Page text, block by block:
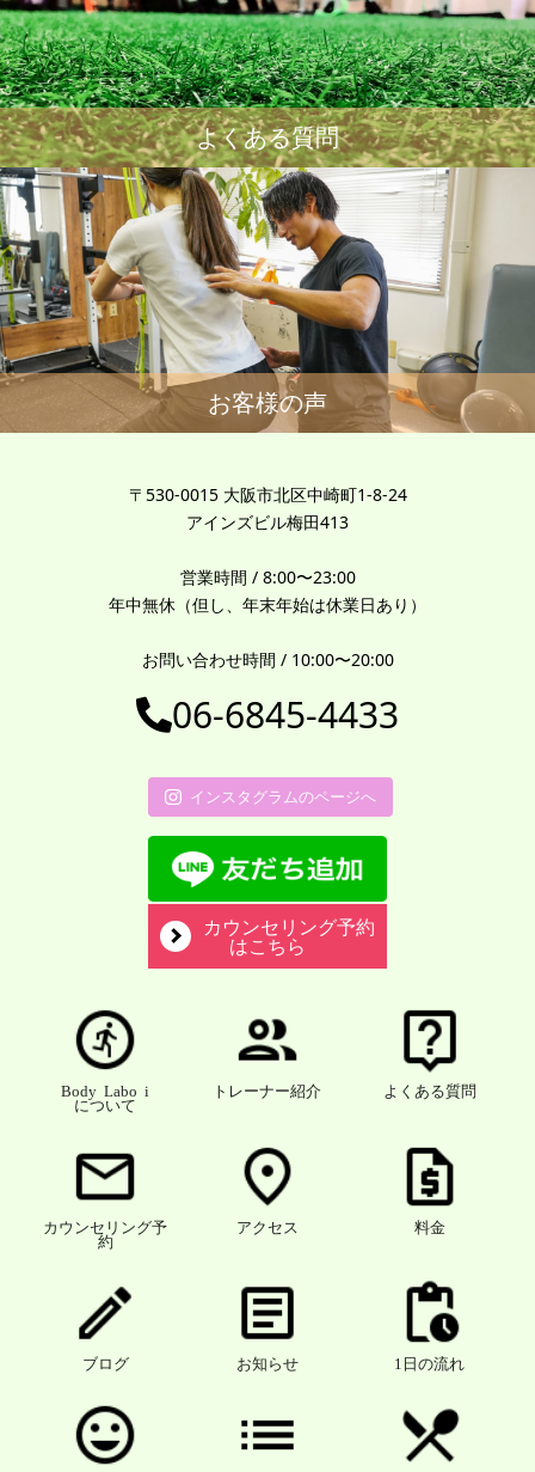
よくある質問
お客様の声
〒530-0015 大阪市北区中崎町1-8-24
アインズビル梅田413
営業時間 / 8:00〜23:00
年中無休（但し、年末年始は休業日あり）
お問い合わせ時間 / 10:00〜20:00
06-6845-4433
インスタグラムのページへ
カウンセリング予約
はこちら
Body Labo i
について
トレーナー紹介 よくある質問
カウンセリング予
約
アクセス 料金
ブログ お知らせ 1日の流れ